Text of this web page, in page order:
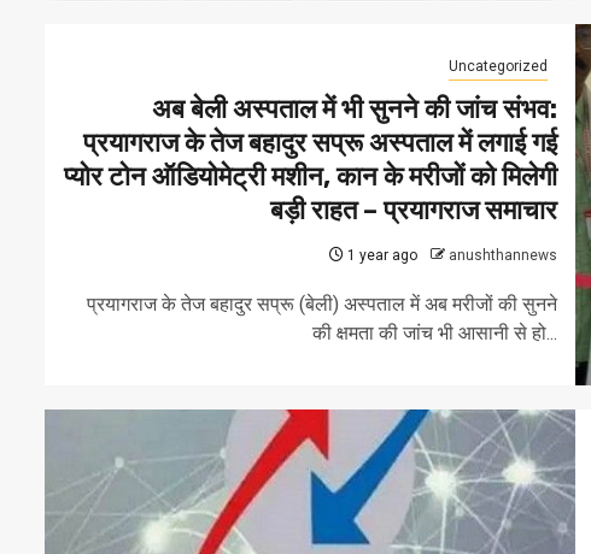
Uncategorized
अब बेली अस्पताल में भी सुनने की जांच संभव:
प्रयागराज के तेज बहादुर सप्रू अस्पताल में लगाई गई
प्योर टोन ऑडियोमेट्री मशीन, कान के मरीजों को मिलेगी
बड़ी राहत – प्रयागराज समाचार
1 year ago anushthannews
प्रयागराज के तेज बहादुर सप्रू (बेली) अस्पताल में अब मरीजों की सुनने
की क्षमता की जांच भी आसानी से हो...